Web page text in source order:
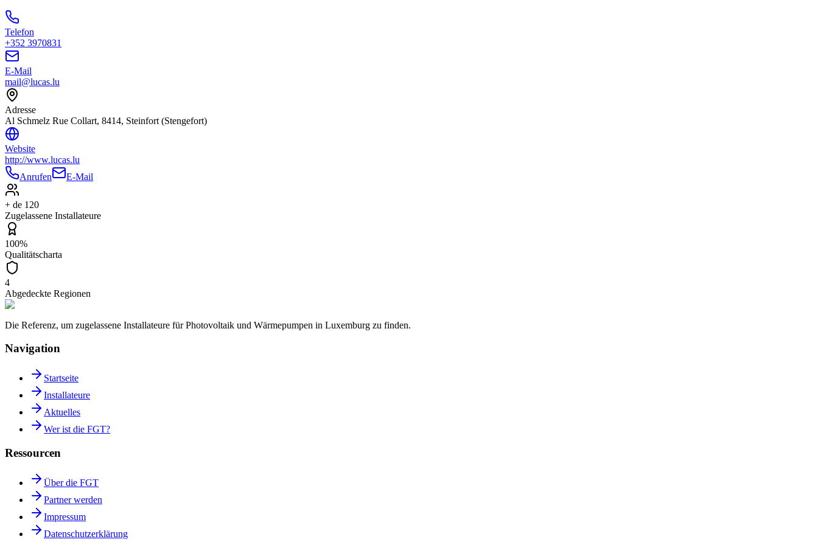
Telefon
+352 3970831
E-Mail
mail@lucas.lu
Adresse
Al Schmelz Rue Collart, 8414, Steinfort (Stengefort)
Website
http://www.lucas.lu
Anrufen
E-Mail
+ de 120
Zugelassene Installateure
100%
Qualitätscharta
4
Abgedeckte Regionen
Die Referenz, um zugelassene Installateure für Photovoltaik und Wärmepumpen in Luxemburg zu finden.
Navigation
Startseite
Installateure
Aktuelles
Wer ist die FGT?
Ressourcen
Über die FGT
Partner werden
Impressum
Datenschutzerklärung